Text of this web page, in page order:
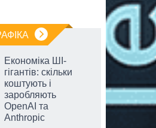
Економіка ШІ-
гігантів: скільки
коштують і
заробляють
OpenAI та
Anthropic